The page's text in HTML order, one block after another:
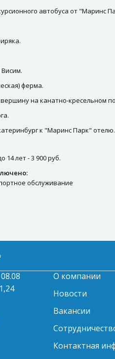
автобуса от "Маринс
ферма.
на канатно-кресельном
к "Маринс Парк" отелю.
14 лет - 3 900 руб.
обслуживание
О компании
Новости
Вакансии
Контактная